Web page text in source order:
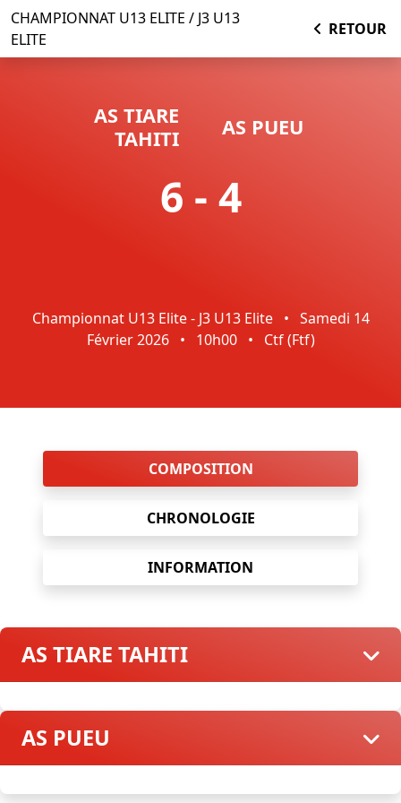
CHAMPIONNAT U13 ELITE / J3 U13
ELITE
RETOUR
AS TIARE
TAHITI
AS PUEU
6 - 4
Championnat U13 Elite - J3 U13 Elite • Samedi 14
Février 2026 • 10h00 • Ctf (ftf)
COMPOSITION
CHRONOLOGIE
INFORMATION
AS TIARE TAHITI
AS PUEU